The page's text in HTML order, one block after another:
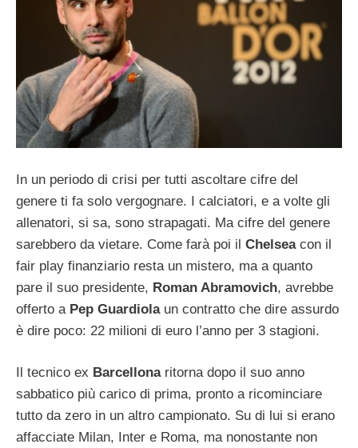
In un periodo di crisi per tutti ascoltare cifre del
genere ti fa solo vergognare. I calciatori, e a volte gli
allenatori, si sa, sono strapagati. Ma cifre del genere
sarebbero da vietare. Come farà poi il Chelseacon il
fair play finanziario resta un mistero, ma a quanto
pare il suo presidente, Roman Abramovich, avrebbe
offerto a Pep Guardiolaun contratto che dire assurdo
è dire poco: 22 milioni di euro l’anno per 3 stagioni.
Il tecnico ex Barcellonaritorna dopo il suo anno
sabbatico più carico di prima, pronto a ricominciare
tutto da zero in un altro campionato. Su di lui si erano
affacciate Milan, Inter e Roma, ma nonostante non